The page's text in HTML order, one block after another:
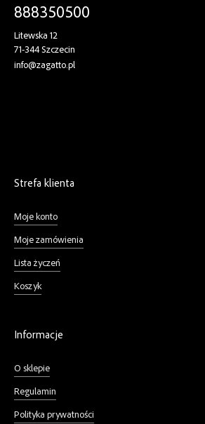
888350500
Litewska 12
71-344 Szczecin
info@zagatto.pl
Strefa klienta
Moje konto
Moje zamówienia
Lista życzeń
Koszyk
Informacje
O sklepie
Regulamin
Polityka prywatności